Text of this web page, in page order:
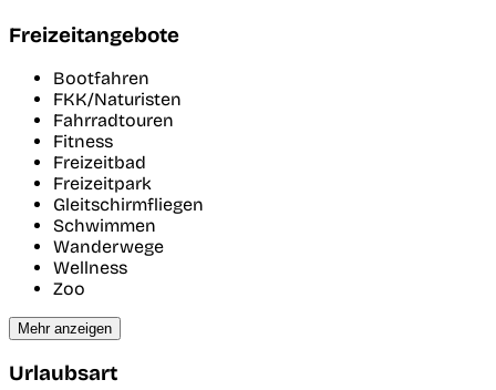
Freizeitangebote
Bootfahren
FKK/Naturisten
Fahrradtouren
Fitness
Freizeitbad
Freizeitpark
Gleitschirmfliegen
Schwimmen
Wanderwege
Wellness
Zoo
Mehr anzeigen
Urlaubsart